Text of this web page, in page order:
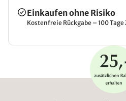
Einkaufen ohne Risiko
Kostenfreie Rückgabe – 100